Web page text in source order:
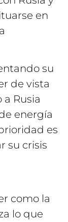
en
su
de vista
a Rusia
energía
es
su crisis
como la
lo que